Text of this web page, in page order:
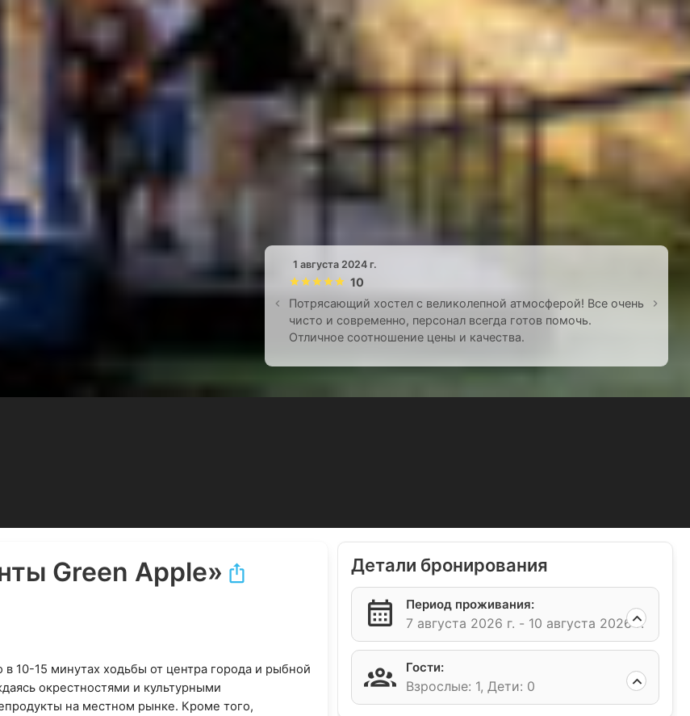
1 августа 2024 г.
10
Потрясающий хостел с великолепной атмосферой! Все очень
чисто и современно, персонал всегда готов помочь.
Отличное соотношение цены и качества.
Green Apple»
10-15 минутах ходьбы от центра города и рыбной
окрестностями и культурными
на местном рынке. Кроме того,
Детали бронирования
Период проживания:
7 августа 2026 г. - 10 августа 2026 г.
Гости:
Взрослые: 1, Дети: 0